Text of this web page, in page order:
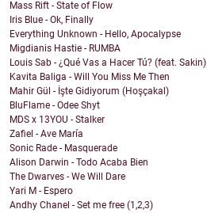
Mass Rift - State of Flow
Iris Blue - Ok, Finally
Everything Unknown - Hello, Apocalypse
Migdianis Hastie - RUMBA
Louis Sab - ¿Qué Vas a Hacer Tú? (feat. Sakin)
Kavita Baliga - Will You Miss Me Then
Mahir Gül - İşte Gidiyorum (Hoşçakal)
BluFlame - Odee Shyt
MDS x 13YOU - Stalker
Zafiel - Ave María
Sonic Rade - Masquerade
Alison Darwin - Todo Acaba Bien
The Dwarves - We Will Dare
Yari M - Espero
Andhy Chanel - Set me free (1,2,3)